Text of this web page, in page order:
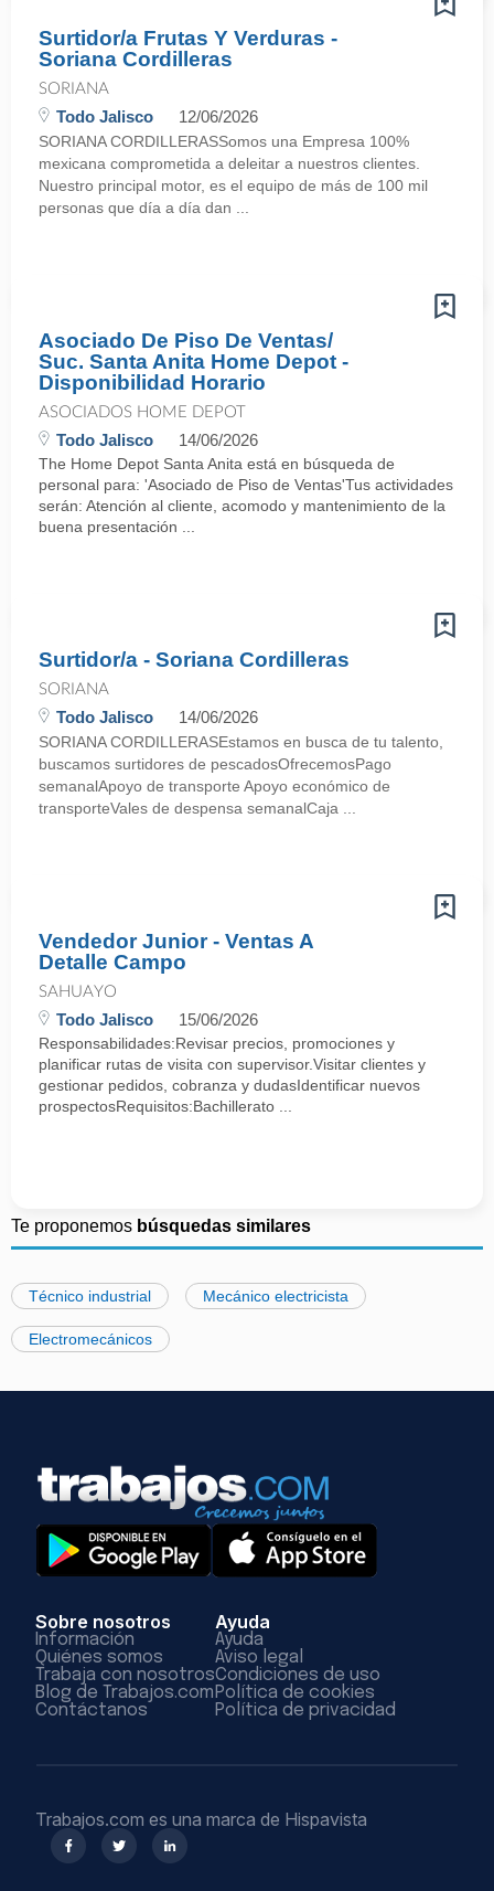
Surtidor/a Frutas Y Verduras -
Soriana Cordilleras
SORIANA
Todo Jalisco 12/06/2026
SORIANA CORDILLERASSomos una Empresa 100%
mexicana comprometida a deleitar a nuestros clientes.
Nuestro principal motor, es el equipo de más de 100 mil
personas que día a día dan ...
Asociado De Piso De Ventas/
Suc. Santa Anita Home Depot -
Disponibilidad Horario
ASOCIADOS HOME DEPOT
Todo Jalisco 14/06/2026
The Home Depot Santa Anita está en búsqueda de
personal para: 'Asociado de Piso de Ventas'Tus actividades
serán: Atención al cliente, acomodo y mantenimiento de la
buena presentación ...
Surtidor/a - Soriana Cordilleras
SORIANA
Todo Jalisco 14/06/2026
SORIANA CORDILLERASEstamos en busca de tu talento,
buscamos surtidores de pescadosOfrecemosPago
semanalApoyo de transporte Apoyo económico de
transporteVales de despensa semanalCaja ...
Vendedor Junior - Ventas A
Detalle Campo
SAHUAYO
Todo Jalisco 15/06/2026
Responsabilidades:Revisar precios, promociones y
planificar rutas de visita con supervisor.Visitar clientes y
gestionar pedidos, cobranza y dudasIdentificar nuevos
prospectosRequisitos:Bachillerato ...
Te proponemos búsquedas similares
Técnico industrial Mecánico electricista
Electromecánicos
Sobre nosotros
Información
Quiénes somos
Trabaja con nosotros
Blog de Trabajos.com
Contáctanos
Ayuda
Ayuda
Aviso legal
Condiciones de uso
Política de cookies
Política de privacidad
Trabajos.com es una marca de Hispavista